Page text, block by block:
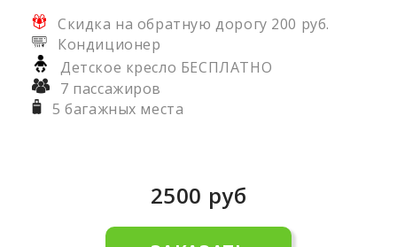
Скидка на обратную дорогу 200 руб.
Кондиционер
Детское кресло БЕСПЛАТНО
7 пассажиров
5 багажных места
2500 руб